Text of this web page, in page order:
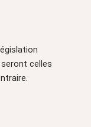
celles